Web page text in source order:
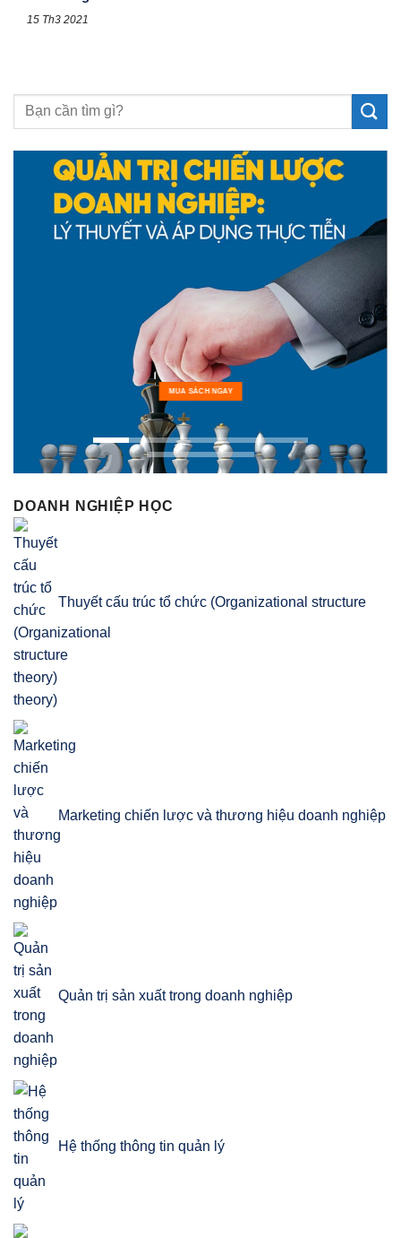
15 Th3 2021
MUA SÁCH NGAY
DOANH NGHIỆP HỌC
Thuyết cấu trúc tổ chức (Organizational structure
theory)
Marketing chiến lược và thương hiệu doanh nghiệp
Quản trị sản xuất trong doanh nghiệp
Hệ thống thông tin quản lý